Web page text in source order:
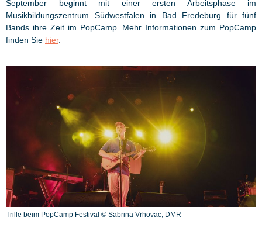
September beginnt mit einer ersten Arbeitsphase im
Musikbildungszentrum Südwestfalen in Bad Fredeburg für fünf
Bands ihre Zeit im PopCamp. Mehr Informationen zum PopCamp
finden Sie hier.
Trille beim PopCamp Festival © Sabrina Vrhovac, DMR